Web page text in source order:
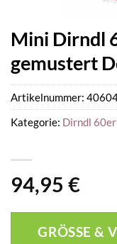
Mini Dirndl
gemustert
94,95 €
GRÖSSE &
Artikelnummer:
Kategorie: Dirndl 60er